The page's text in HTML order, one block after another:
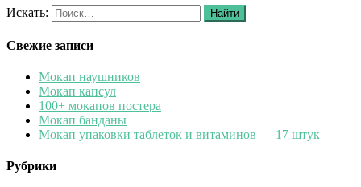
Искать: Найти
Свежие записи
Мокап наушников
Мокап капсул
100+ мокапов постера
Мокап банданы
Мокап упаковки таблеток и витаминов — 17 штук
Рубрики